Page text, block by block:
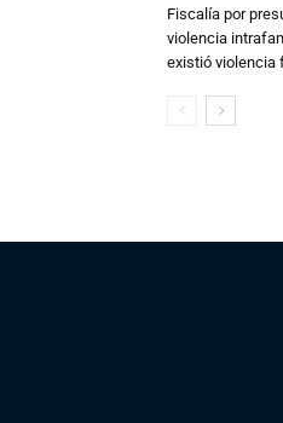
Fiscalía por
violencia
existió violencia